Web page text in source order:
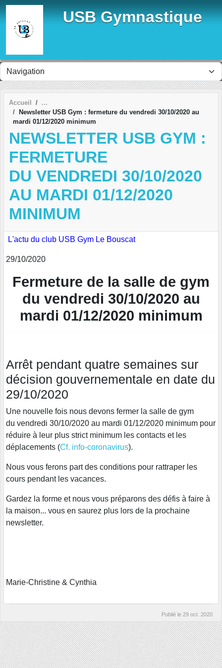
USB Gymnastique
Accueil
Newsletter USB Gym : fermeture du vendredi 30/10/2020 au
mardi 01/12/2020 minimum
NEWSLETTER USB GYM :
FERMETURE
DU VENDREDI 30/10/2020
AU MARDI 01/12/2020
MINIMUM
L'actu du club USB Gym Le Bouscat
29/10/2020
Fermeture de la salle de gym
du vendredi 30/10/2020 au
mardi 01/12/2020 minimum
Arrêt pendant quatre semaines sur
décision gouvernementale en date du
29/10/2020
Une nouvelle fois nous devons fermer la salle de gym
du vendredi 30/10/2020 au mardi 01/12/2020 minimum pour
réduire à leur plus strict minimum les contacts et les
déplacements (Cf. info-coronavirus).
Nous vous ferons part des conditions pour rattraper les
cours pendant les vacances.
Gardez la forme et nous vous préparons des défis à faire à
la maison... vous en saurez plus lors de la prochaine
newsletter.
Marie-Christine & Cynthia
Publié le 29 oct. 2020
Panneau de gestion des cookies